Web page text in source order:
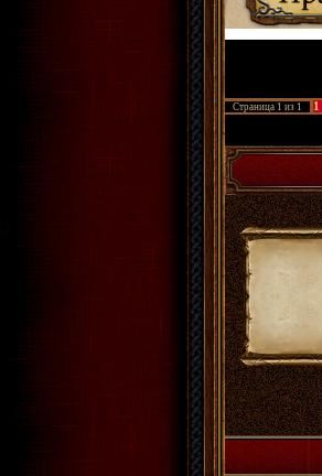
Страница 1 из 1
1